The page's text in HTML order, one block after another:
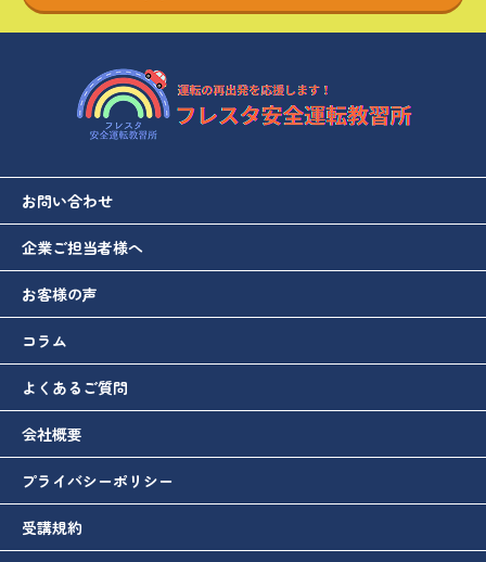
お問い合わせ
企業ご担当者様へ
お客様の声
コラム
よくあるご質問
会社概要
プライバシーポリシー
受講規約